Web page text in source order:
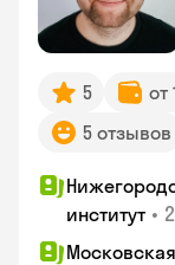
5 от
5 отзывов
институт •